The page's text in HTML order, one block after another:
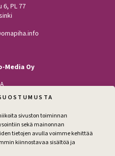
sivuston toiminnan
sekä mainonnan
tietojen avulla voimme kehittää
kiinnostavaa sisältöä ja
6, PL 77
Media Oy
Pellervo